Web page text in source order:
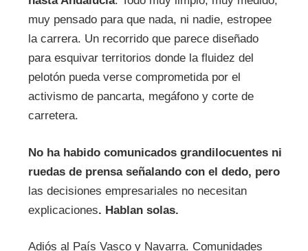
muy pensado para que nada, ni nadie, estropee
la carrera. Un recorrido que parece diseñado
para esquivar territorios donde la fluidez del
pelotón pueda verse comprometida por el
activismo de pancarta, megáfono y corte de
carretera.
No ha habido comunicados grandilocuentes ni
ruedas de prensa señalando con el dedo, pero
las decisiones empresariales no necesitan
explicaciones. Hablan solas.
Adiós al País Vasco y Navarra. Comunidades